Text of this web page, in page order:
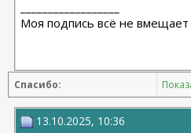
Моя подпись всё не вмещает
Спасибо:
13.10.2025, 10:36